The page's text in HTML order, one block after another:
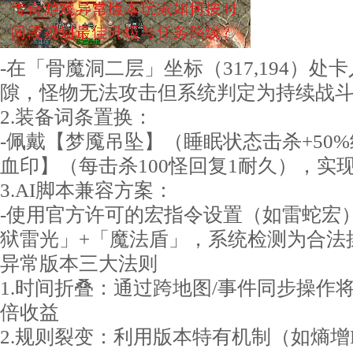
-在「骨魔洞二层」坐标（317,194）处
隙，怪物无法攻击但系统判定为持续战
2.装备词条置换：
-佩戴【梦魇吊坠】（睡眠状态击杀
血印】（每击杀100怪回复1耐久），实
3.AI脚本兼容方案：
-使用官方许可的宏指令设置（如雷蛇宏
狱雷光」+「魔法盾」，系统检测为合法
异常版本三大法则
1.时间折叠：通过跨地图/事件同步操作
倍收益
2.规则裂变：利用版本特有机制（如熵